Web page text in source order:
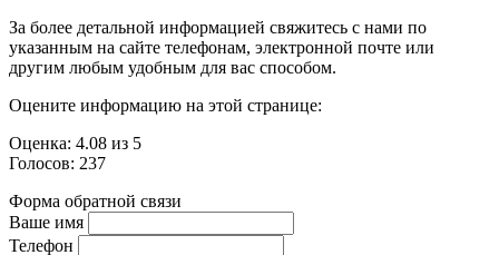
За более детальной информацией свяжитесь с нами по
указанным на сайте телефонам, электронной почте или
другим любым удобным для вас способом.
Оцените информацию на этой странице:
Оценка: 4.08 из 5
Голосов: 237
Форма обратной связи
Ваше имя
Телефон